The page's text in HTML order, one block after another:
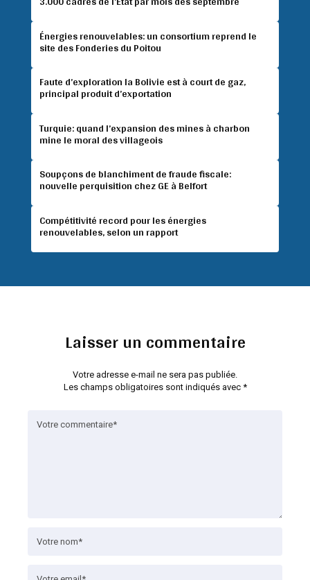
Énergies renouvelables: un consortium reprend le
site des Fonderies du Poitou
Faute d’exploration la Bolivie est à court de gaz,
principal produit d’exportation
Turquie: quand l’expansion des mines à charbon
mine le moral des villageois
Soupçons de blanchiment de fraude fiscale:
nouvelle perquisition chez GE à Belfort
Compétitivité record pour les énergies
renouvelables, selon un rapport
Laisser un commentaire
Votre adresse e-mail ne sera pas publiée.
Les champs obligatoires sont indiqués avec *